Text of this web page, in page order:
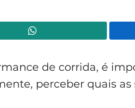
de corrida, é
perceber quais as